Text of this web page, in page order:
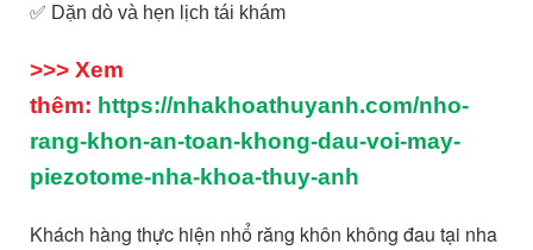
✅ Dặn dò và hẹn lịch tái khám
>>> Xem
thêm: https://nhakhoathuyanh.com/nho-
rang-khon-an-toan-khong-dau-voi-may-
piezotome-nha-khoa-thuy-anh
Khách hàng thực hiện nhổ răng khôn không đau tại nha